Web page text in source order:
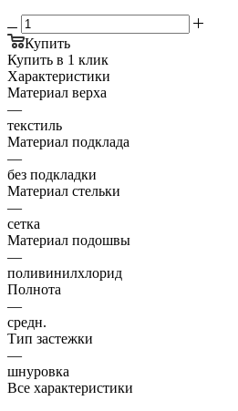
Купить
Купить в 1 клик
Характеристики
Материал верха
—
текстиль
Материал подклада
—
без подкладки
Материал стельки
—
сетка
Материал подошвы
—
поливинилхлорид
Полнота
—
средн.
Тип застежки
—
шнуровка
Все характеристики